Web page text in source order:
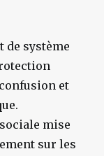
de système
et
mise
sur les